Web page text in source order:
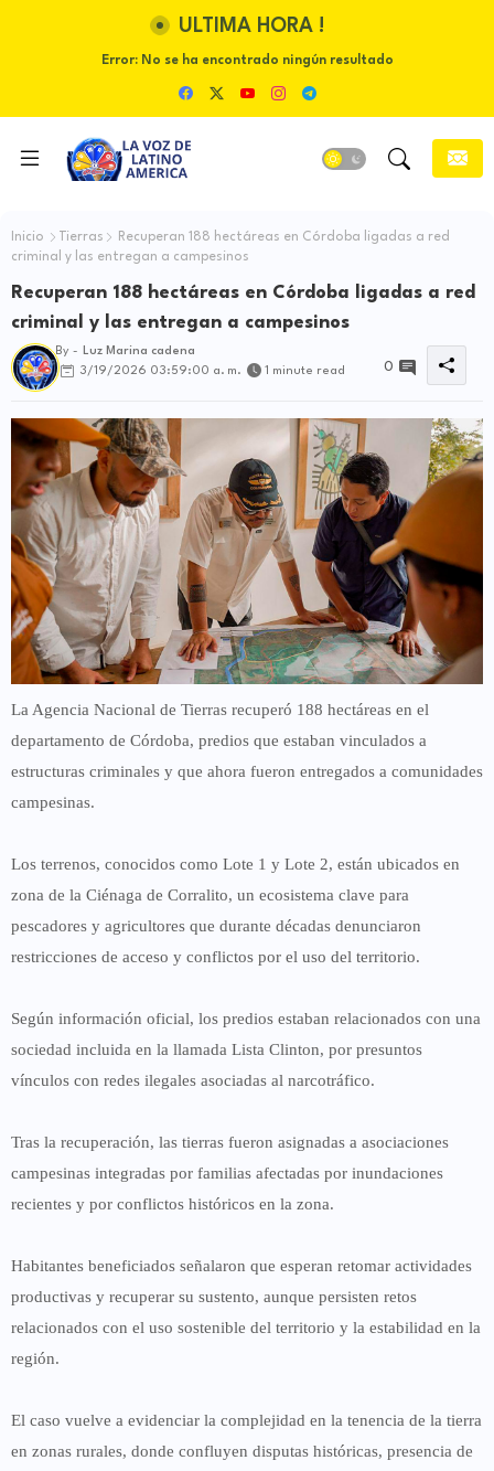
ULTIMA HORA !
Error:No se ha encontrado ningún resultado
Inicio Tierras
Recuperan 188 hectáreas en Córdoba ligadas a red
criminal y las entregan a campesinos
Recuperan 188 hectáreas en Córdoba ligadas a red
criminal y las entregan a campesinos
By -
Luz Marina cadena
3/19/2026 03:59:00 a. m.
1 minute read 0
La Agencia Nacional de Tierras recuperó 188 hectáreas en el
departamento de Córdoba, predios que estaban vinculados a
estructuras criminales y que ahora fueron entregados a comunidades
campesinas.
Los terrenos, conocidos como Lote 1 y Lote 2, están ubicados en
zona de la Ciénaga de Corralito, un ecosistema clave para
pescadores y agricultores que durante décadas denunciaron
restricciones de acceso y conflictos por el uso del territorio.
Según información oficial, los predios estaban relacionados con una
sociedad incluida en la llamada Lista Clinton, por presuntos
vínculos con redes ilegales asociadas al narcotráfico.
Tras la recuperación, las tierras fueron asignadas a asociaciones
campesinas integradas por familias afectadas por inundaciones
recientes y por conflictos históricos en la zona.
Habitantes beneficiados señalaron que esperan retomar actividades
productivas y recuperar su sustento, aunque persisten retos
relacionados con el uso sostenible del territorio y la estabilidad en la
región.
El caso vuelve a evidenciar la complejidad en la tenencia de la tierra
en zonas rurales, donde confluyen disputas históricas, presencia de